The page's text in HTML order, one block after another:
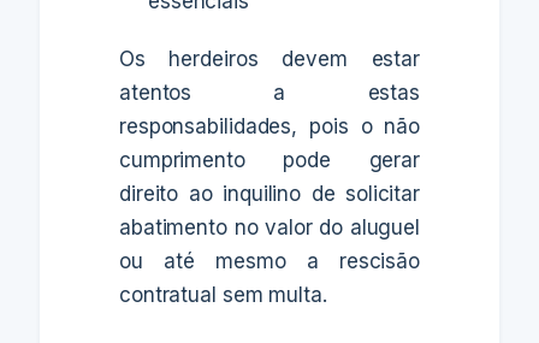
Os herdeiros devem estar
atentos a estas
responsabilidades, pois o não
cumprimento pode gerar
direito ao inquilino de solicitar
abatimento no valor do aluguel
ou até mesmo a rescisão
contratual sem multa.